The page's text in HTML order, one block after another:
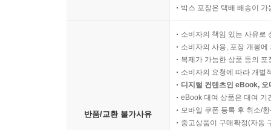
박스 포장은 택배 배송이
반품/교환 불가사유
소비자의 책임 있는 사유로
소비자의 사용, 포장 개봉
복제가 가능한 상품 등의
소비자의 요청에 따라 개별
디지털 컨텐츠인 eBook,
eBook 대여 상품은 대여 기
모바일 쿠폰 등록 후 취소/
중고상품이 구매확정(자동